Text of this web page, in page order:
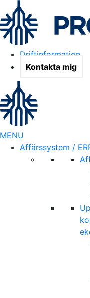
Driftinformation
Kontakta mig
MENU
Affärssystem /